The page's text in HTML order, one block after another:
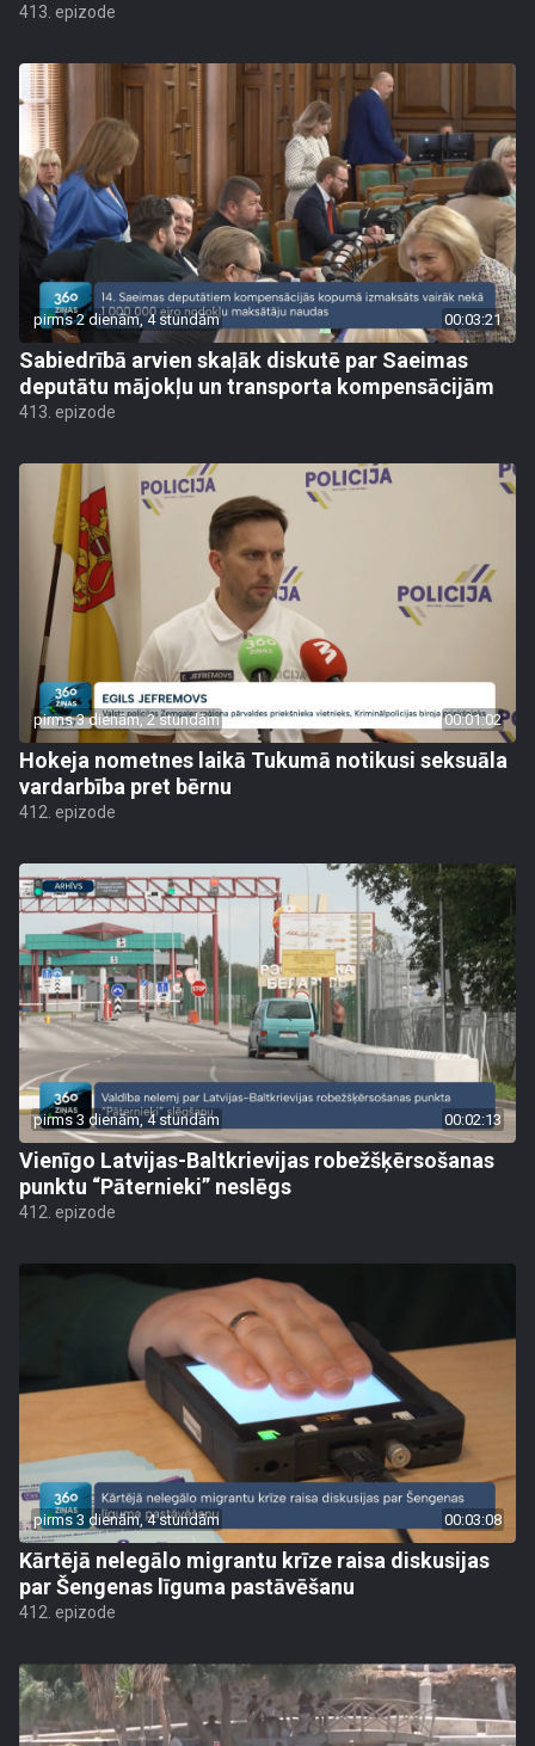
413. epizode
pirms 2 dienām, 4 stundām 00:03:21
Sabiedrībā arvien skaļāk diskutē par Saeimas
deputātu mājokļu un transporta kompensācijām
413. epizode
pirms 3 dienām, 2 stundām 00:01:02
Hokeja nometnes laikā Tukumā notikusi seksuāla
vardarbība pret bērnu
412. epizode
pirms 3 dienām, 4 stundām 00:02:13
Vienīgo Latvijas-Baltkrievijas robežšķērsošanas
punktu “Pāternieki” neslēgs
412. epizode
pirms 3 dienām, 4 stundām 00:03:08
Kārtējā nelegālo migrantu krīze raisa diskusijas
par Šengenas līguma pastāvēšanu
412. epizode